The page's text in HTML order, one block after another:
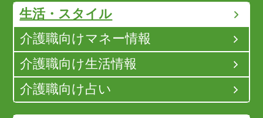
生活・スタイル
介護職向けマネー情報
介護職向け生活情報
介護職向け占い